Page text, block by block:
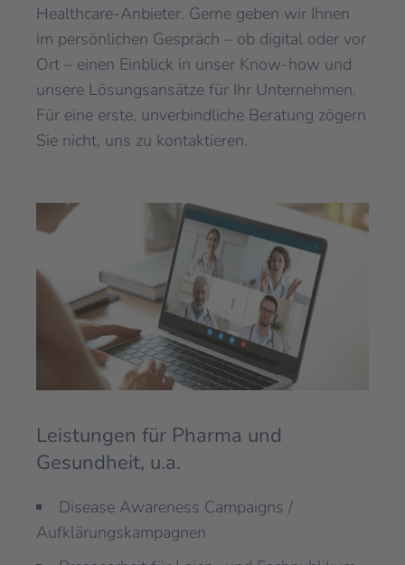
Healthcare-Anbieter. Gerne geben wir Ihnen
im persönlichen Gespräch – ob digital oder vor
Ort – einen Einblick in unser Know-how und
unsere Lösungsansätze für Ihr Unternehmen.
Für eine erste, unverbindliche Beratung zögern
Sie nicht, uns zu kontaktieren.
Leistungen für Pharma und
Gesundheit, u.a.
Disease Awareness Campaigns /
Aufklärungskampagnen